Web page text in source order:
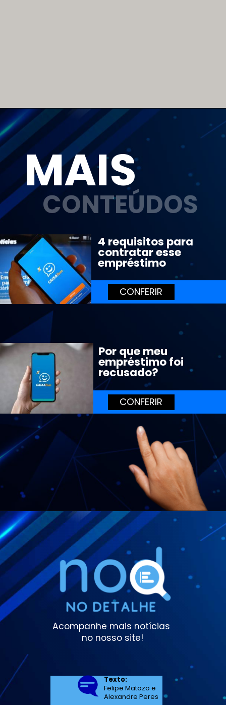
negócio.
4 requisitos para
contratar esse
empréstimo
Por que meu
empréstimo foi
recusado?
CONTEÚDOS
MAIS
CONFERIR
CONFERIR
Acompanhe mais notícias
no nosso site!
Texto:
Felipe Matozo e
Alexandre Peres